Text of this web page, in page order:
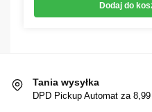
Dodaj do
Tania wysyłka
DPD Pickup Automat za 8,99